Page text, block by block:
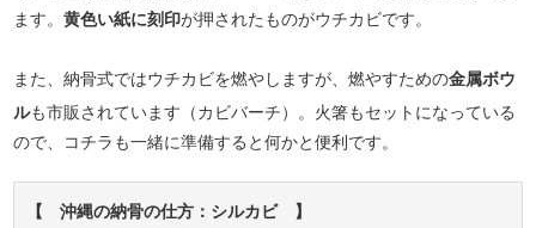
ます。黄色い紙に刻印が押されたものがウチカビです。
また、納骨式ではウチカビを燃やしますが、燃やすための金属ボウ
ルも市販されています（カビバーチ）。火箸もセットになっている
ので、コチラも一緒に準備すると何かと便利です。
【 沖縄の納骨の仕方：シルカビ 】